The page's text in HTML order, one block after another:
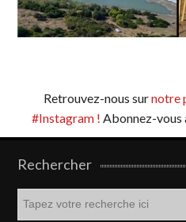
Retrouvez-nous surnotre
#Instagram ! Abonnez-vous
Rechercher